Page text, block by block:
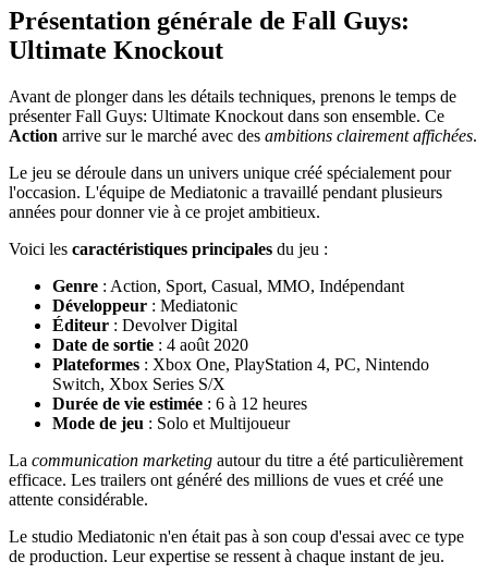
Présentation générale de Fall Guys:
Ultimate Knockout
Avant de plonger dans les détails techniques, prenons le temps de
présenter Fall Guys: Ultimate Knockout dans son ensemble. Ce
Action arrive sur le marché avec des ambitions clairement affichées.
Le jeu se déroule dans un univers unique créé spécialement pour
l'occasion. L'équipe de Mediatonic a travaillé pendant plusieurs
années pour donner vie à ce projet ambitieux.
Voici les caractéristiques principales du jeu :
Genre : Action, Sport, Casual, MMO, Indépendant
Développeur : Mediatonic
Éditeur : Devolver Digital
Date de sortie : 4 août 2020
Plateformes : Xbox One, PlayStation 4, PC, Nintendo
Switch, Xbox Series S/X
Durée de vie estimée : 6 à 12 heures
Mode de jeu : Solo et Multijoueur
La communication marketing autour du titre a été particulièrement
efficace. Les trailers ont généré des millions de vues et créé une
attente considérable.
Le studio Mediatonic n'en était pas à son coup d'essai avec ce type
de production. Leur expertise se ressent à chaque instant de jeu.